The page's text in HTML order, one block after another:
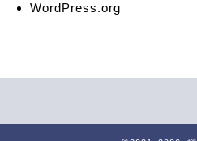
WordPress.org